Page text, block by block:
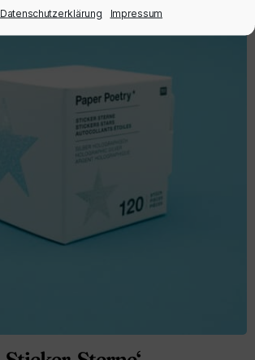
Datenschutzerklärung Impressum